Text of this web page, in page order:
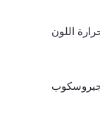
اللون